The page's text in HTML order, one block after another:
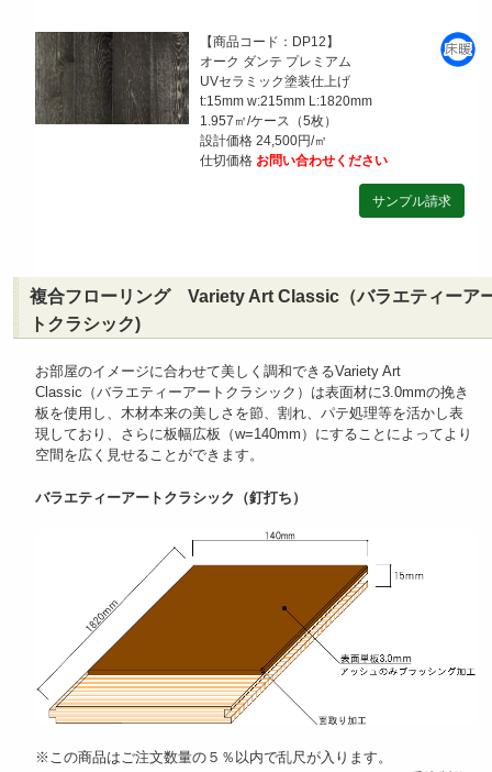
【商品コード：DP12】
オーク ダンテ プレミアム
UVセラミック塗装仕上げ
t:15mm w:215mm L:1820mm
1.957㎡/ケース（5枚）
設計価格 24,500円/㎡
仕切価格 お問い合わせください
複合フローリング Variety Art Classic（バラエティーア
トクラシック)
お部屋のイメージに合わせて美しく調和できるVariety Art
Classic（バラエティーアートクラシック）は表面材に3.0mmの挽き
板を使用し、木材本来の美しさを節、割れ、パテ処理等を活かし表
現しており、さらに板幅広板（w=140mm）にすることによってより
空間を広く見せることができます。
バラエティーアートクラシック（釘打ち）
※この商品はご注文数量の５％以内で乱尺が入ります。